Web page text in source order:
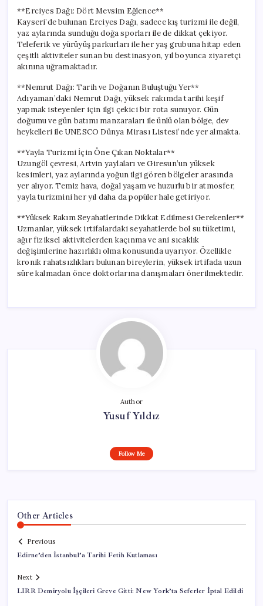
**Erciyes Dağı: Dört Mevsim Eğlence**
Kayseri’de bulunan Erciyes Dağı, sadece kış turizmi ile değil,
yaz aylarında sunduğu doğa sporları ile de dikkat çekiyor.
Teleferik ve yürüyüş parkurları ile her yaş grubuna hitap eden
çeşitli aktiviteler sunan bu destinasyon, yıl boyunca ziyaretçi
akınına uğramaktadır.
**Nemrut Dağı: Tarih ve Doğanın Buluştuğu Yer**
Adıyaman’daki Nemrut Dağı, yüksek rakımda tarihi keşif
yapmak isteyenler için ilgi çekici bir rota sunuyor. Gün
doğumu ve gün batımı manzaraları ile ünlü olan bölge, dev
heykelleri ile UNESCO Dünya Mirası Listesi’nde yer almakta.
**Yayla Turizmi İçin Öne Çıkan Noktalar**
Uzungöl çevresi, Artvin yaylaları ve Giresun’un yüksek
kesimleri, yaz aylarında yoğun ilgi gören bölgeler arasında
yer alıyor. Temiz hava, doğal yaşam ve huzurlu bir atmosfer,
yayla turizmini her yıl daha da popüler hale getiriyor.
**Yüksek Rakım Seyahatlerinde Dikkat Edilmesi Gerekenler**
Uzmanlar, yüksek irtifalardaki seyahatlerde bol su tüketimi,
ağır fiziksel aktivitelerden kaçınma ve ani sıcaklık
değişimlerine hazırlıklı olma konusunda uyarıyor. Özellikle
kronik rahatsızlıkları bulunan bireylerin, yüksek irtifada uzun
süre kalmadan önce doktorlarına danışmaları önerilmektedir.
Author
Yusuf Yıldız
Follow Me
Other Articles
Previous
Edirne’den İstanbul’a Tarihi Fetih Kutlaması
Next
LIRR Demiryolu İşçileri Greve Gitti: New York’ta Seferler İptal Edildi